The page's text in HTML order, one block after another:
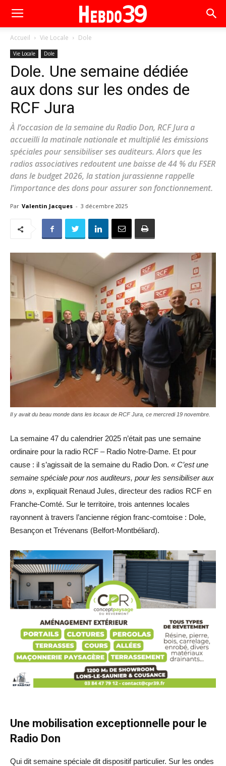
Accueil Vie Locale Dole
Vie Locale Dole
Dole. Une semaine dédiée
aux dons sur les ondes de
RCF Jura
À l’occasion de la semaine du Radio Don, RCF Jura a
accueilli la matinale nationale et multiplié les émissions
spéciales pour sensibiliser ses auditeurs. Alors que les
radios associatives redoutent une baisse de 44 % du FSER
dans le budget 2026, la station jurassienne rappelle
l’importance des dons pour assurer son fonctionnement.
Par Valentin Jacques - 3 décembre 2025
Il y avait du beau monde dans les locaux de RCF Jura, ce mercredi 19 novembre.
La semaine 47 du calendrier 2025 n’était pas une semaine
ordinaire pour la radio RCF – Radio Notre-Dame. Et pour
cause : il s’agissait de la semaine du Radio Don. « C’est une
semaine spéciale pour nos auditeurs, pour les sensibiliser aux
dons », expliquait Renaud Jules, directeur des radios RCF en
Franche-Comté. Sur le territoire, trois antennes locales
rayonnent à travers l’ancienne région franc-comtoise : Dole,
Besançon et Trévenans (Belfort-Montbéliard).
Une mobilisation exceptionnelle pour le
Radio Don
Qui dit semaine spéciale dit dispositif particulier. Sur les ondes